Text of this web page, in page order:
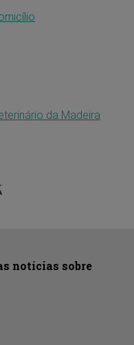
da Madeira
notícias sobre